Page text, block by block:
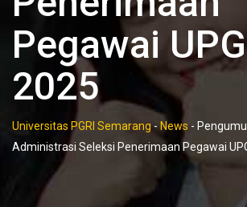
Pegawai
2025
Universitas PGRI Semarang - News -
Administrasi Seleksi Penerimaan Pegawai